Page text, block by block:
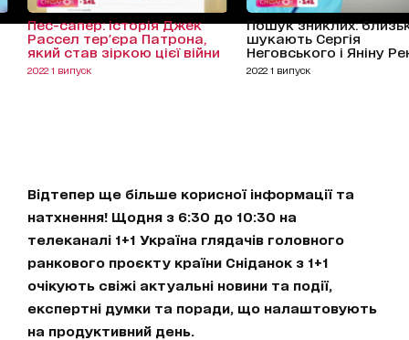
Пес-сапер: історія Джек
Рассел тер'єра Патрона,
який став зіркою цієї війни
2022 1 випуск
Пошук зниклих:
шукають Сергія
Неговського і Яніну
2022 1 випуск
Відтепер ще більше корисної інформації та
натхнення! Щодня з 6:30 до 10:30 на
телеканалі 1+1 Україна глядачів головного
ранкового проєкту країни Сніданок з 1+1
очікують свіжі актуальні новини та події,
експертні думки та поради, що налаштовують
на продуктивний день.